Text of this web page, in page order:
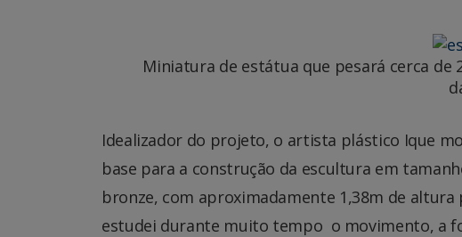
Miniatura de estátua que pesará cerca de
Idealizador do projeto, o artista plástico Ique
base para a construção da escultura em
bronze, com aproximadamente 1,38m de altura
estudei durante muito tempo o movimento, a